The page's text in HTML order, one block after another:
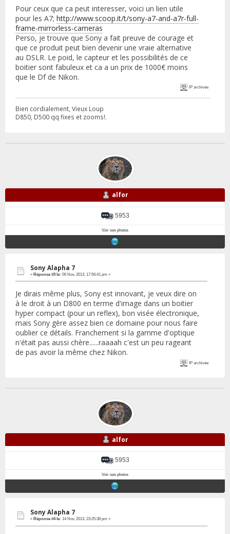
Pour ceux que ca peut interesser, voici un lien utile
pour les A7; http://www.scoop.it/t/sony-a7-and-a7r-full-
frame-mirrorless-cameras
Perso, je trouve que Sony a fait preuve de courage et
que ce produit peut bien devenir une vraie alternative
au DSLR. Le poid, le capteur et les possibilités de ce
boitier sont fabuleux et ca a un prix de 1000€ moins
que le Df de Nikon.
IP archivée
Bien cordialement, Vieux Loup
D850, D500 qq fixes et zooms!.
alfor
5953
Voir ses photos
Sony Alapha 7
« Réponse #3 le: 06 Nov, 2013, 17:56:41 pm »
Je dirais même plus, Sony est innovant, je veux dire on
à le droit à un D800 en terme d'image dans un boitier
hyper compact (pour un reflex), bon visée électronique,
mais Sony gère assez bien ce domaine pour nous faire
oublier ce détails. Franchement si la gamme d'optique
n'était pas aussi chère......raaaah c'est un peu rageant
de pas avoir la même chez Nikon.
IP archivée
alfor
5953
Voir ses photos
Sony Alapha 7
« Réponse #4 le: 14 Nov, 2013, 23:25:38 pm »